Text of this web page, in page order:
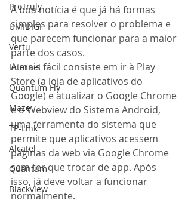
ProTruly
UMIDIGI
Vertu
Internet
Quantum Fly
Maze
TP-Link
Alcatel
Quantum
Blackview
A boa notícia é que já há formas
simples para resolver o problema e
que parecem funcionar para a maior
parte dos casos.
A mais fácil consiste em ir à Play
Store (a loja de aplicativos do
Google) e atualizar o Google Chrome
e o Webview do Sistema Android,
uma ferramenta do sistema que
permite que aplicativos acessem
páginas da web via Google Chrome
sem ter que trocar de app. Após
isso, já deve voltar a funcionar
normalmente.